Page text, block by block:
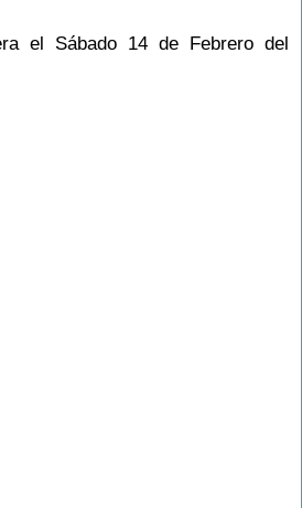
el Sábado 14 de Febrero del